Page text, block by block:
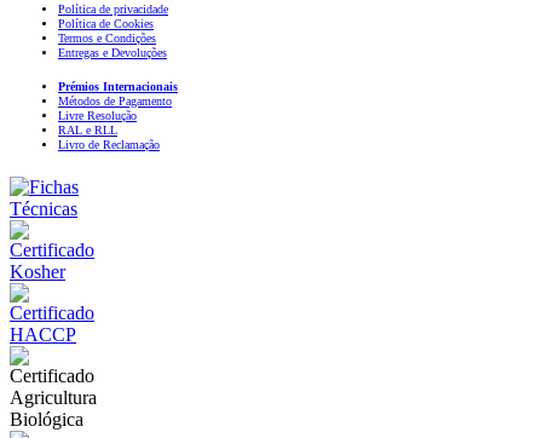
Política de privacidade
Política de Cookies
Termos e Condições
Entregas e Devoluções
Prémios Internacionais
Métodos de Pagamento
Livre Resolução
RAL e RLL
Livro de Reclamação